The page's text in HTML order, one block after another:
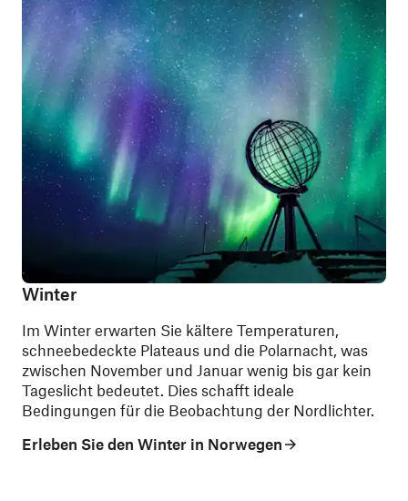
Winter
Im Winter erwarten Sie kältere Temperaturen,
schneebedeckte Plateaus und die Polarnacht, was
zwischen November und Januar wenig bis gar kein
Tageslicht bedeutet. Dies schafft ideale
Bedingungen für die Beobachtung der Nordlichter.
Erleben Sie den Winter in Norwegen